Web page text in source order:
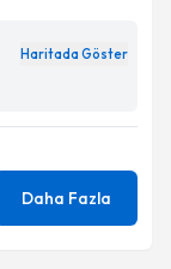
Haritada Göster
Daha Fazla